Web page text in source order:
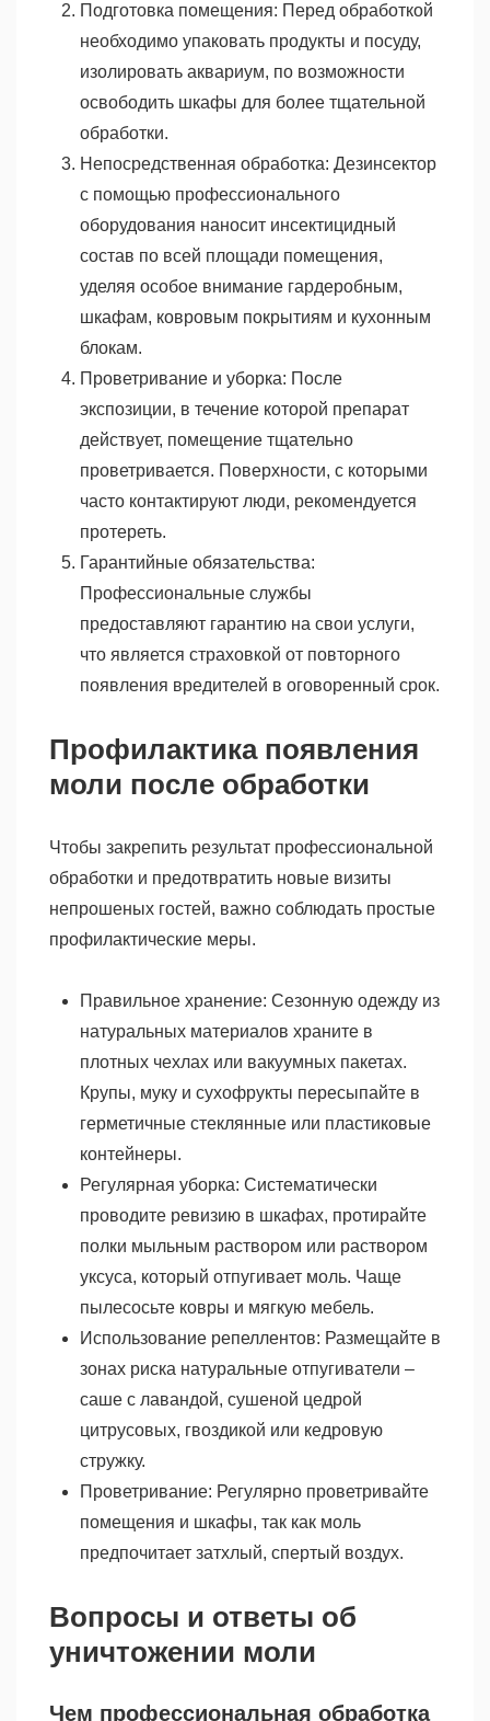
Подготовка помещения: Перед обработкой
необходимо упаковать продукты и посуду,
изолировать аквариум, по возможности
освободить шкафы для более тщательной
обработки.
Непосредственная обработка: Дезинсектор
с помощью профессионального
оборудования наносит инсектицидный
состав по всей площади помещения,
уделяя особое внимание гардеробным,
шкафам, ковровым покрытиям и кухонным
блокам.
Проветривание и уборка: После
экспозиции, в течение которой препарат
действует, помещение тщательно
проветривается. Поверхности, с которыми
часто контактируют люди, рекомендуется
протереть.
Гарантийные обязательства:
Профессиональные службы
предоставляют гарантию на свои услуги,
что является страховкой от повторного
появления вредителей в оговоренный срок.
Профилактика появления
моли после обработки
Чтобы закрепить результат профессиональной
обработки и предотвратить новые визиты
непрошеных гостей, важно соблюдать простые
профилактические меры.
Правильное хранение: Сезонную одежду из
натуральных материалов храните в
плотных чехлах или вакуумных пакетах.
Крупы, муку и сухофрукты пересыпайте в
герметичные стеклянные или пластиковые
контейнеры.
Регулярная уборка: Систематически
проводите ревизию в шкафах, протирайте
полки мыльным раствором или раствором
уксуса, который отпугивает моль. Чаще
пылесосьте ковры и мягкую мебель.
Использование репеллентов: Размещайте в
зонах риска натуральные отпугиватели –
саше с лавандой, сушеной цедрой
цитрусовых, гвоздикой или кедровую
стружку.
Проветривание: Регулярно проветривайте
помещения и шкафы, так как моль
предпочитает затхлый, спертый воздух.
Вопросы и ответы об
уничтожении моли
Чем профессиональная обработка